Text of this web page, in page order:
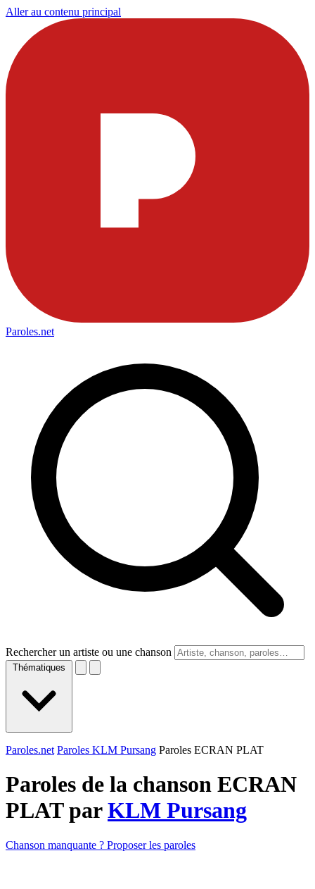
Aller au contenu principal
Paroles.net
Rechercher un artiste ou une chanson
Thématiques
Paroles.net Paroles KLM Pursang Paroles ECRAN PLAT
Paroles de la chanson ECRAN
PLAT parKLM Pursang
Chanson manquante ? Proposer les paroles